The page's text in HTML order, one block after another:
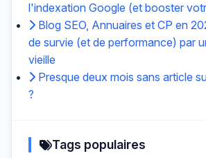
l'indexation Google (et booster
Blog SEO, Annuaires et CP en
de survie (et de performance) par
vieille
Presque deux mois sans article
?
Tags populaires